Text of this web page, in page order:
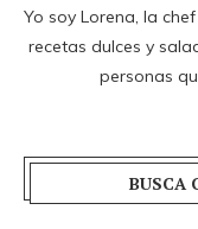
Yo soy Lorena, la
recetas dulces y
personas
BUSCA